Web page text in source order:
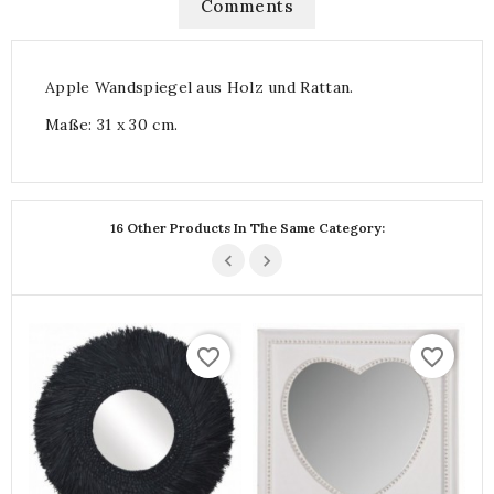
Comments
Apple Wandspiegel aus Holz und Rattan.
Maße: 31 x 30 cm.
16 Other Products In The Same Category:
favorite_border favorite_border